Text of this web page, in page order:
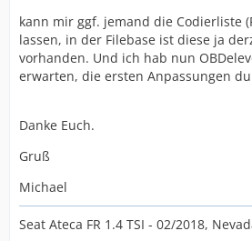
kann mir ggf. jemand die Codierliste
lassen, in der Filebase ist diese ja
vorhanden. Und ich hab nun
erwarten, die ersten Anpassungen
Danke Euch.
Gruß
Michael
Seat Ateca FR 1.4 TSI - 02/2018,